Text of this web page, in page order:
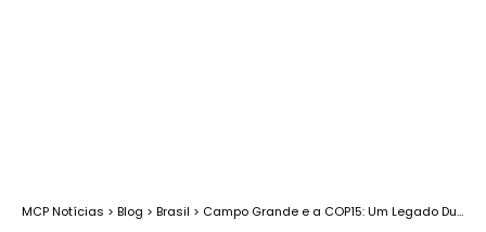
MCP Notícias > Blog > Brasil > Campo Grande e a COP15: Um Legado Duradouro de Conscientização e Conservação Migratória